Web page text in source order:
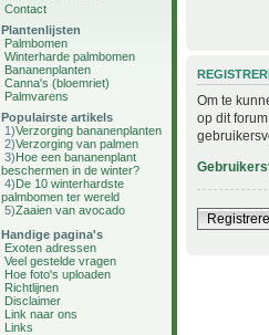
Contact
Plantenlijsten
Palmbomen
Winterharde palmbomen
Bananenplanten
Canna's (bloemriet)
Palmvarens
Populairste artikels
1)Verzorging bananenplanten
2)Verzorging van palmen
3)Hoe een bananenplant
beschermen in de winter?
4)De 10 winterhardste
palmbomen ter wereld
5)Zaaien van avocado
Handige pagina's
Exoten adressen
Veel gestelde vragen
Hoe foto's uploaden
Richtlijnen
Disclaimer
Link naar ons
Links
Om te
op dit